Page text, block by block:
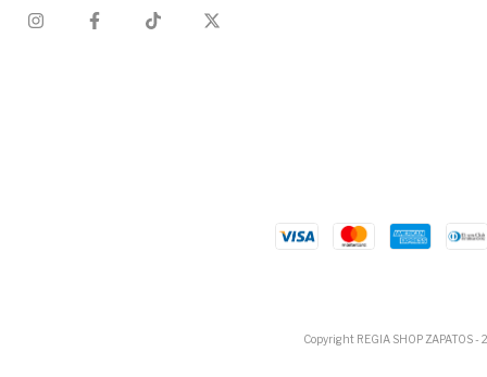
Copyright REGIA SHOP ZAPATOS -